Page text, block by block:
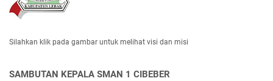
Silahkan klik pada gambar untuk melihat visi dan misi
SAMBUTAN KEPALA SMAN 1 CIBEBER